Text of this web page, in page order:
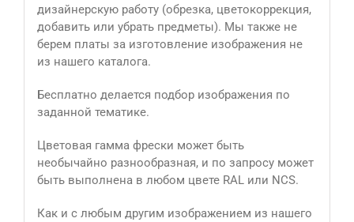
дизайнерскую работу (обрезка, цветокоррекция,
добавить или убрать предметы). Мы также не
берем платы за изготовление изображения не
из нашего каталога.
Бесплатно делается подбор изображения по
заданной тематике.
Цветовая гамма фрески может быть
необычайно разнообразная, и по запросу может
быть выполнена в любом цвете RAL или NCS.
Как и с любым другим изображением из нашего